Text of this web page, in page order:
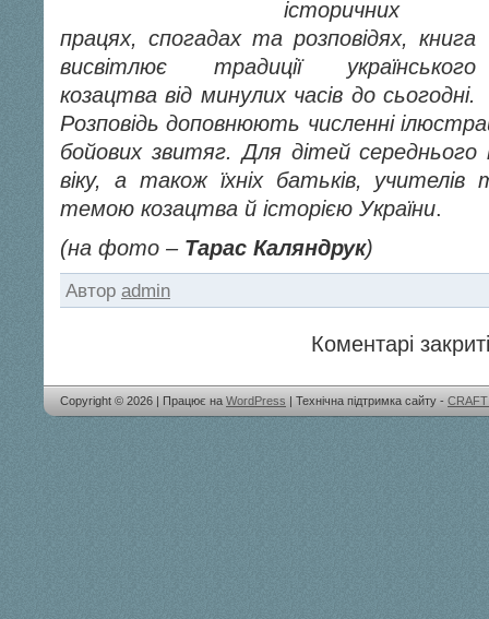
історичних
працях, спогадах та розповідях, книга
висвітлює традиції українського
козацтва від минулих часів до сьогодні.
Розповідь доповнюють численні
бойових звитяг. Для дітей
віку, а також їхніх батьків,
темою козацтва й історією України.
(на фото – Тарас Каляндрук)
Автор admin
Коментарі
Copyright © 2026 | Працює на WordPress | Технічна підтримка сайту -